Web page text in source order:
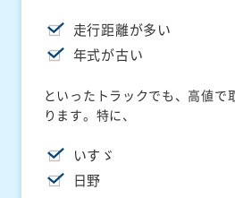
走行距離が多い
年式が古い
といったトラックでも、高値で
ります。特に、
いすゞ
日野